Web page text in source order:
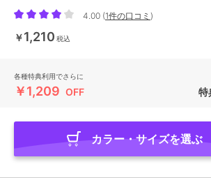
4.00 (1件の口コミ )
￥1,210 税込
各種特典利用でさらに
￥1,209 OFF 特
カラー・サイズを選ぶ